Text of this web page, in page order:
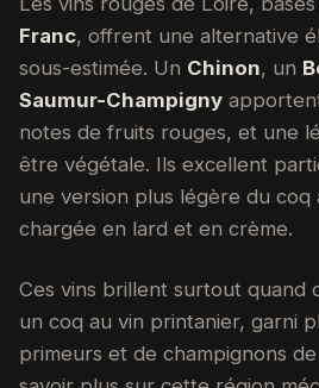
Franc, offrent une alternative
sous-estimée. Un Chinon, un
Saumur-Champigny
notes de fruits rouges, et une
être végétale. Ils excellent
une version plus légère du coq
chargée en lard et en crème.
Ces vins brillent surtout quand
un coq au vin printanier, garni
primeurs et de champignons